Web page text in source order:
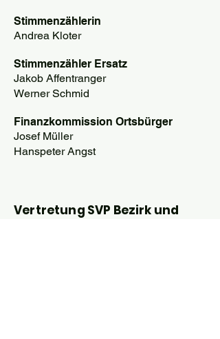
Stimmenzählerin
Andrea Kloter
Stimmenzähler Ersatz
Jakob Affentranger
Werner Schmid
Finanzkommission Ortsbürger
Josef Müller
Hanspeter Angst
Vertretung SVP Bezirk und